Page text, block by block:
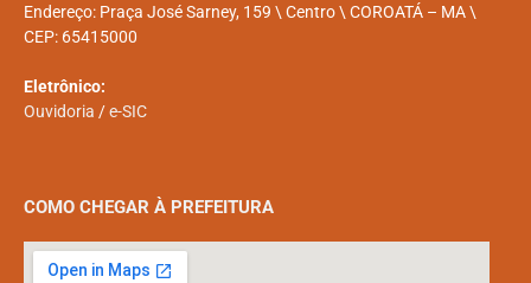
Endereço: Praça José Sarney, 159 \ Centro \ COROATÁ – MA \
CEP: 65415000
Eletrônico:
Ouvidoria /e-SIC
COMO CHEGAR À PREFEITURA